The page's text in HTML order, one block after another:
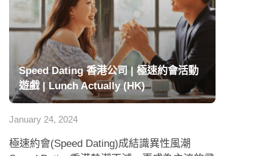
Speed Dating 香港公司 | 極速約會活動
遊戲 | Lunch Actually (HK)
January 24, 2024
極速約會(Speed Dating)成結識異性風潮